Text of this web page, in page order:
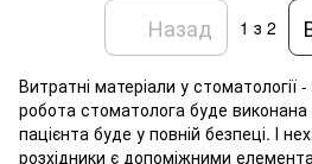
Назад 1 з 2
Витратні матеріали у стоматології
робота стоматолога буде
пацієнта буде у повній безпеці. І
розхідники є допоміжними